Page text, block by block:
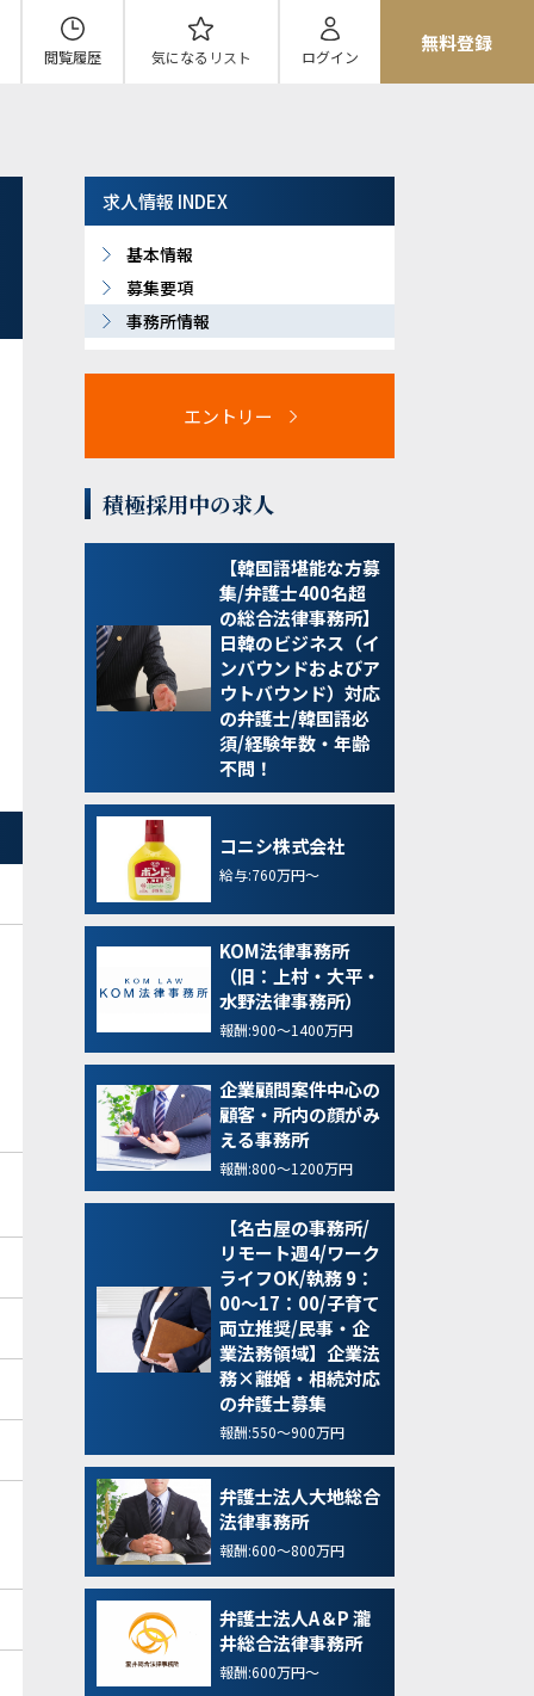
閲覧履歴 気になる リスト ログイン
無料登録
求人情報 INDEX
基本情報
募集要項
事務所情報
エントリー
積極採用中の求人
【韓国語堪能な方募
集/弁護士400名超
の総合法律事務所】
日韓のビジネス（イ
ンバウンドおよびア
ウトバウンド）対応
の弁護士/韓国語必
須/経験年数・年齢
不問！
コニシ株式会社
給与:760万円～
KOM法律事務所
（旧：上村・大平・
水野法律事務所）
報酬:900～1400万円
企業顧問案件中心の
顧客・所内の顔がみ
える事務所
報酬:800～1200万円
【名古屋の事務所/
リモート週4/ワーク
ライフOK/執務 9：
00～17：00/子育て
両立推奨/民事・企
業法務領域】企業法
務×離婚・相続対応
の弁護士募集
報酬:550～900万円
弁護士法人大地総合
法律事務所
報酬:600～800万円
弁護士法人A＆P 瀧
井総合法律事務所
報酬:600万円～